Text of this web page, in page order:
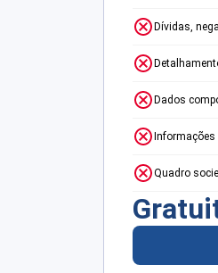
Dívidas,
Dados
Informações
Quadro